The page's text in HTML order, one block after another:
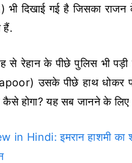
भी दिखाई गई है जिसका
हैं.
से रेहान के पीछे पुलिस भी
उसके पीछे हाथ धोकर
कैसे होगा? यह सब जानने के
Hindi: इमरान हाशमी का